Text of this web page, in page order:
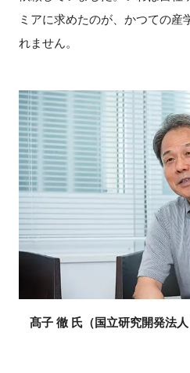
ミアに求めたのが、かつての産
れません。
髙子 徹 氏（国立研究開発法人